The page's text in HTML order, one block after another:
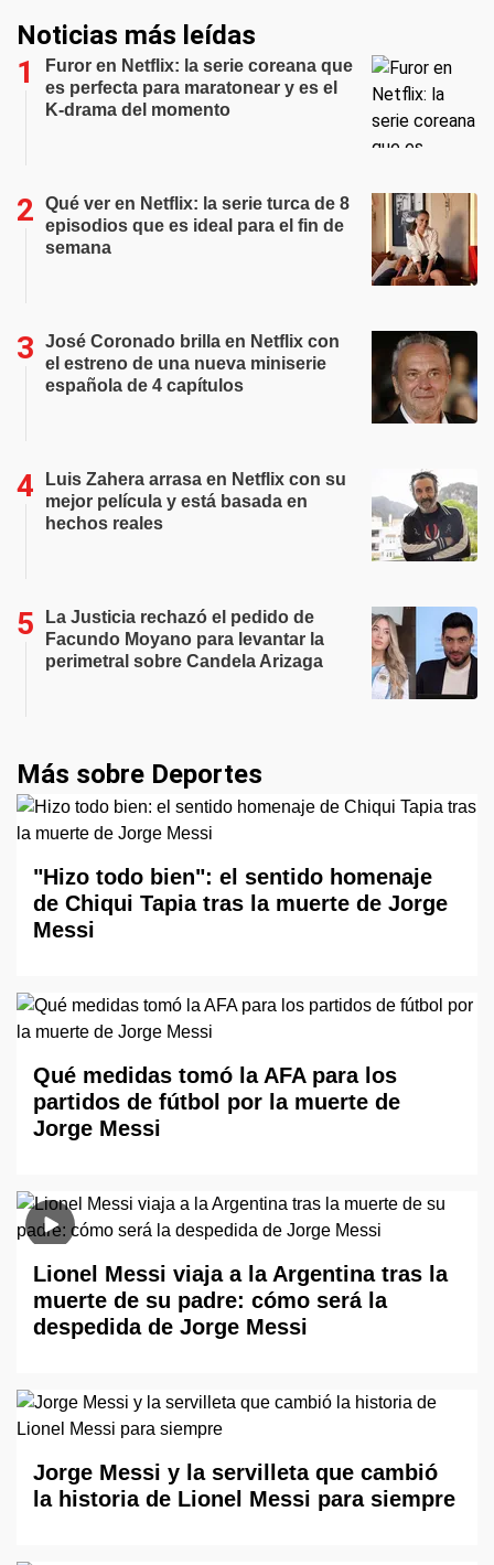
Noticias más leídas
Furor en Netflix: la serie coreana que
es perfecta para maratonear y es el
K-drama del momento
Qué ver en Netflix: la serie turca de 8
episodios que es ideal para el fin de
semana
José Coronado brilla en Netflix con
el estreno de una nueva miniserie
española de 4 capítulos
Luis Zahera arrasa en Netflix con su
mejor película y está basada en
hechos reales
La Justicia rechazó el pedido de
Facundo Moyano para levantar la
perimetral sobre Candela Arizaga
Más sobre Deportes
"Hizo todo bien": el sentido homenaje
de Chiqui Tapia tras la muerte de Jorge
Messi
Qué medidas tomó la AFA para los
partidos de fútbol por la muerte de
Jorge Messi
Lionel Messi viaja a la Argentina tras la
muerte de su padre: cómo será la
despedida de Jorge Messi
Jorge Messi y la servilleta que cambió
la historia de Lionel Messi para siempre